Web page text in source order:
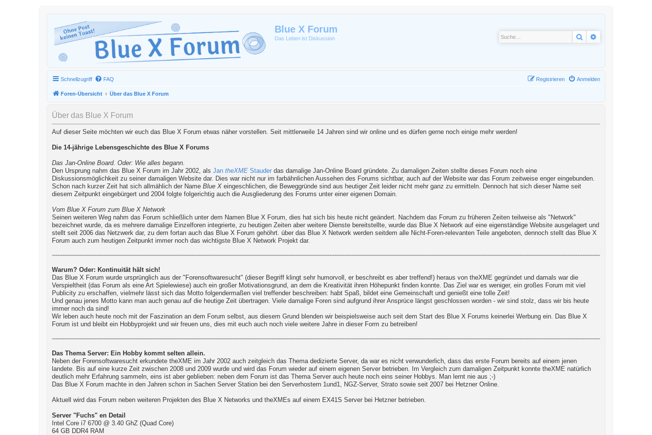
Blue X Forum
Das Leben ist Diskussion Suche
Schnellzugriff FAQ Anmelden
Registrieren
Foren-Übersicht Über das Blue X Forum
Über das Blue X Forum
Auf dieser Seite möchten wir euch das Blue X Forum etwas näher vorstellen. Seit mittlerweile 14 Jahren sind wir online und es dürfen gerne noch einige mehr werden!
Die 14-jährige Lebensgeschichte des Blue X Forums
Das Jan-Online Board. Oder: Wie alles begann.
Den Ursprung nahm das Blue X Forum im Jahr 2002, als Jan theXME Stauder das damalige Jan-Online Board gründete. Zu damaligen Zeiten stellte dieses Forum noch eine
Diskussionsmöglichkeit zu seiner damaligen Website dar. Dies war nicht nur im farbähnlichen Aussehen des Forums sichtbar, auch auf der Website war das Forum zeitweise enger eingebunden.
Schon nach kurzer Zeit hat sich allmählich der Name Blue X eingeschlichen, die Beweggründe sind aus heutiger Zeit leider nicht mehr ganz zu ermitteln. Dennoch hat sich dieser Name seit
diesem Zeitpunkt eingebürgert und 2004 folgte folgerichtig auch die Ausgliederung des Forums unter einer eigenen Domain.
Vom Blue X Forum zum Blue X Network
Seinen weiteren Weg nahm das Forum schließlich unter dem Namen Blue X Forum, dies hat sich bis heute nicht geändert. Nachdem das Forum zu früheren Zeiten teilweise als "Network"
bezeichnet wurde, da es mehrere damalige Einzelforen integrierte, zu heutigen Zeiten aber weitere Dienste bereitstellte, wurde das Blue X Network auf eine eigenständige Website ausgelagert und
stellt seit 2006 das Netzwerk dar, zu dem fortan auch das Blue X Forum gehöhrt. über das Blue X Network werden seitdem alle Nicht-Foren-relevanten Teile angeboten, dennoch stellt das Blue X
Forum auch zum heutigen Zeitpunkt immer noch das wichtigste Blue X Network Projekt dar.
Warum? Oder: Kontinuität hält sich!
Das Blue X Forum wurde ursprünglich aus der "Forensoftwaresucht" (dieser Begriff klingt sehr humorvoll, er beschreibt es aber treffend!) heraus von theXME gegründet und damals war die
Verspieltheit (das Forum als eine Art Spielewiese) auch ein großer Motivationsgrund, an dem die Kreativität ihren Höhepunkt finden konnte. Das Ziel war es weniger, ein großes Forum mit viel
Publicity zu erschaffen, vielmehr lässt sich das Motto folgendermaßen viel treffender beschreiben: habt Spaß, bildet eine Gemeinschaft und genießt eine tolle Zeit!
Und genau jenes Motto kann man auch genau auf die heutige Zeit übertragen. Viele damalige Foren sind aufgrund ihrer Ansprüce längst geschlossen worden - wir sind stolz, dass wir bis heute
immer noch da sind!
Wir leben auch heute noch mit der Faszination an dem Forum selbst, aus diesem Grund blenden wir beispielsweise auch seit dem Start des Blue X Forums keinerlei Werbung ein. Das Blue X
Forum ist und bleibt ein Hobbyprojekt und wir freuen uns, dies mit euch auch noch viele weitere Jahre in dieser Form zu betreiben!
Das Thema Server: Ein Hobby kommt selten allein.
Neben der Forensoftwaresucht erkundete theXME im Jahr 2002 auch zeitgleich das Thema dedizierte Server, da war es nicht verwunderlich, dass das erste Forum bereits auf einem jenen
landete. Bis auf eine kurze Zeit zwischen 2008 und 2009 wurde und wird das Forum wieder auf einem eigenen Server betrieben. Im Vergleich zum damaligen Zeitpunkt konnte theXME natürlich
deutlich mehr Erfahrung sammeln, eins ist aber geblieben: neben dem Forum ist das Thema Server auch heute noch eins seiner Hobbys. Man lernt nie aus ;-)
Das Blue X Forum machte in den Jahren schon in Sachen Server Station bei den Serverhostern 1und1, NGZ-Server, Strato sowie seit 2007 bei Hetzner Online.
Aktuell wird das Forum neben weiteren Projekten des Blue X Networks und theXMEs auf einem EX41S Server bei Hetzner betrieben.
Server "Fuchs" en Detail
Intel Core i7 6700 @ 3.40 GhZ (Quad Core)
64 GB DDR4 RAM